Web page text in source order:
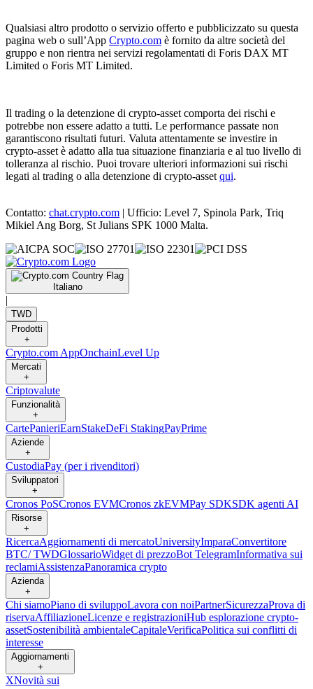
Qualsiasi altro prodotto o servizio offerto e pubblicizzato su questa
pagina web o sull’App Crypto.com è fornito da altre società del
gruppo e non rientra nei servizi regolamentati di Foris DAX MT
Limited o Foris MT Limited.
Il trading o la detenzione di crypto-asset comporta dei rischi e
potrebbe non essere adatto a tutti. Le performance passate non
garantiscono risultati futuri. Valuta attentamente se investire in
crypto-asset è adatto alla tua situazione finanziaria e al tuo livello di
tolleranza al rischio. Puoi trovare ulteriori informazioni sui rischi
legati al trading o alla detenzione di crypto-asset qui.
Contatto: chat.crypto.com | Ufficio: Level 7, Spinola Park, Triq
Mikiel Ang Borg, St Julians SPK 1000 Malta.
Italiano
|
TWD
Prodotti
+
Crypto.com AppOnchainLevel Up
Mercati
+
Criptovalute
Funzionalità
+
CartePanieriEarnStakeDeFi StakingPayPrime
Aziende
+
CustodiaPay (per i rivenditori)
Sviluppatori
+
Cronos PoSCronos EVMCronos zkEVMPay SDKSDK agenti AI
Risorse
+
RicercaAggiornamenti di mercatoUniversityImparaConvertitore
BTC/ TWDGlossarioWidget di prezzoBot TelegramInformativa sui
reclamiAssistenzaPanoramica crypto
Azienda
+
Chi siamoPiano di sviluppoLavora con noiPartnerSicurezzaProva di
riservaAffiliazioneLicenze e registrazioniHub esplorazione crypto-
assetSostenibilità ambientaleCapitaleVerificaPolitica sui conflitti di
interesse
Aggiornamenti
+
XNovità sui